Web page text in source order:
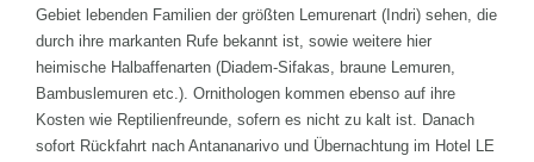
Gebiet lebenden Familien der größten Lemurenart (Indri) sehen, die
durch ihre markanten Rufe bekannt ist, sowie weitere hier
heimische Halbaffenarten (Diadem-Sifakas, braune Lemuren,
Bambuslemuren etc.). Ornithologen kommen ebenso auf ihre
Kosten wie Reptilienfreunde, sofern es nicht zu kalt ist. Danach
sofort Rückfahrt nach Antananarivo und Übernachtung im Hotel LE